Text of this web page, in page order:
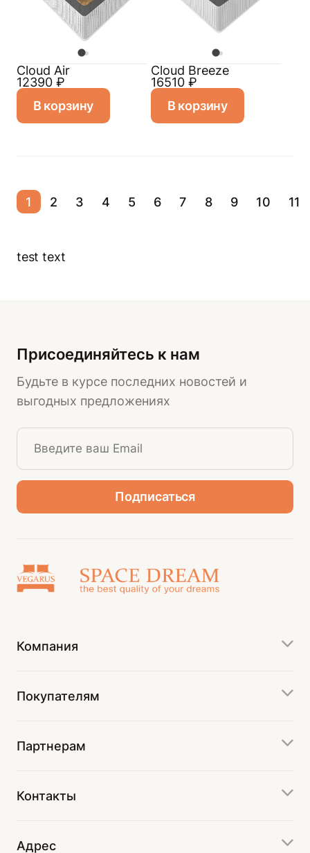
Cloud Air
12390 ₽
В корзину
Cloud Breeze
16510 ₽
В корзину
1 2 3 4 5 6 7 8 9 10 11
test text
Присоединяйтесь к нам
Будьте в курсе последних новостей и
выгодных предложениях
Компания
Покупателям
Партнерам
Контакты
Адрес